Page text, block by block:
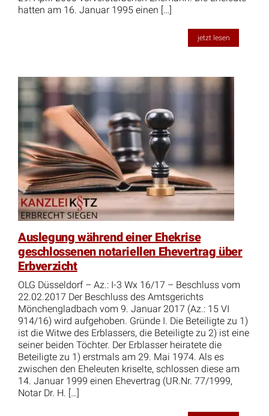
hatten am 16. Januar 1995 einen […]
jetzt lesen
Auslegung während einer Ehekrise
geschlossenen notariellen Ehevertrag über
Erbverzicht
OLG Düsseldorf – Az.: I-3 Wx 16/17 – Beschluss vom
22.02.2017 Der Beschluss des Amtsgerichts
Mönchengladbach vom 9. Januar 2017 (Az.: 15 VI
914/16) wird aufgehoben. Gründe I. Die Beteiligte zu 1)
ist die Witwe des Erblassers, die Beteiligte zu 2) ist eine
seiner beiden Töchter. Der Erblasser heiratete die
Beteiligte zu 1) erstmals am 29. Mai 1974. Als es
zwischen den Eheleuten kriselte, schlossen diese am
14. Januar 1999 einen Ehevertrag (UR.Nr. 77/1999,
Notar Dr. H. […]